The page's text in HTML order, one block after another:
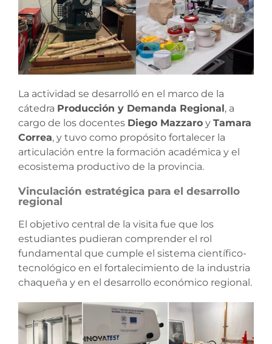
La actividad se desarrolló en el marco de la
cátedra Producción y Demanda Regional, a
cargo de los docentes Diego Mazzaroy Tamara
Correa, y tuvo como propósito fortalecer la
articulación entre la formación académica y el
ecosistema productivo de la provincia.
Vinculación estratégica para el desarrollo
regional
El objetivo central de la visita fue que los
estudiantes pudieran comprender el rol
fundamental que cumple el sistema científico-
tecnológico en el fortalecimiento de la industria
chaqueña y en el desarrollo económico regional.